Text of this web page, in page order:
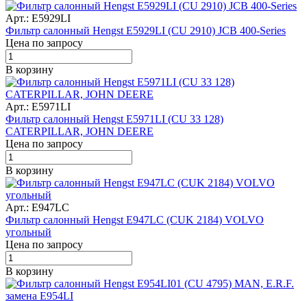
Арт.: E5929LI
Фильтр салонный Hengst E5929LI (CU 2910) JCB 400-Series
Цена по запросу
В корзину
Арт.: E5971LI
Фильтр салонный Hengst E5971LI (CU 33 128)
CATERPILLAR, JOHN DEERE
Цена по запросу
В корзину
Арт.: E947LC
Фильтр салонный Hengst E947LC (CUK 2184) VOLVO
угольный
Цена по запросу
В корзину